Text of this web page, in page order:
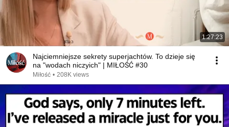
1:27:23
Najciemniejsze sekrety superjachtów. To dzieje się
na "wodach niczyich" | MIŁOŚĆ #30
Miłość • 208K views